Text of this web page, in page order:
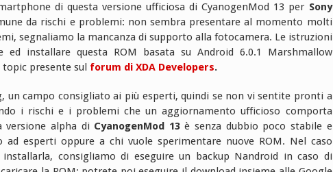
di questa versione ufficiosa di CyanogenMod 13 per Sony
da rischi e problemi: non sembra presentare al momento molti
segnaliamo la mancanza di supporto alla fotocamera. Le istruzioni
ed installare questa ROM basata su Android 6.0.1 Marshmallow
presente sul forum di XDA Developers.
un campo consigliato ai più esperti, quindi se non vi sentite pronti a
i rischi e i problemi che un aggiornamento ufficioso comporta
versione alpha di CyanogenMod 13è senza dubbio poco stabile e
ad esperti oppure a chi vuole sperimentare nuove ROM. Nel caso
consigliamo di eseguire un backup Nandroid in caso di